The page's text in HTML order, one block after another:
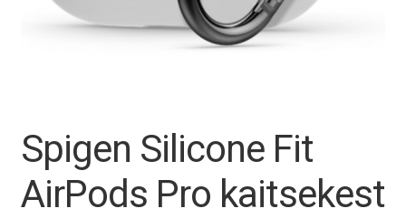
Tagasiost
Ostukorv
Spigen Silicone Fit
AirPods Pro kaitsekest